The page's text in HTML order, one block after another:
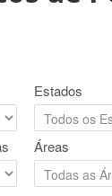
Estados
Áreas